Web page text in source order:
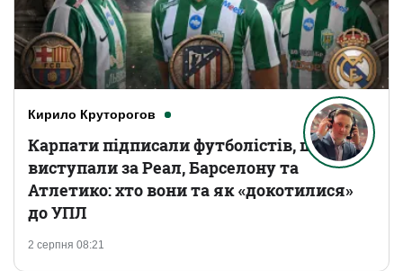
Кирило Круторогов
2 серпня 08:21
Карпати підписали футболістів, що
виступали за Реал, Барселону та
Атлетико: хто вони та як «докотилися»
до УПЛ